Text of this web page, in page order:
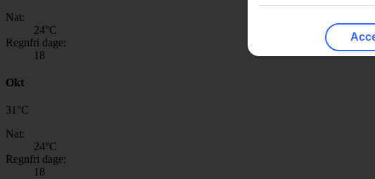
Nat:
24°C
Regnfri dage:
18
Okt
31 °C
Nat:
24°C
Regnfri dage:
18